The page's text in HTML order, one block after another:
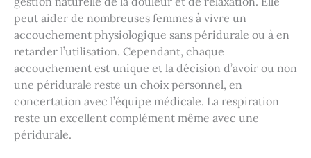
peut aider de nombreuses femmes à vivre un
accouchement physiologique sans péridurale ou à en
retarder l’utilisation. Cependant, chaque
accouchement est unique et la décision d’avoir ou non
une péridurale reste un choix personnel, en
concertation avec l’équipe médicale. La respiration
reste un excellent complément même avec une
péridurale.